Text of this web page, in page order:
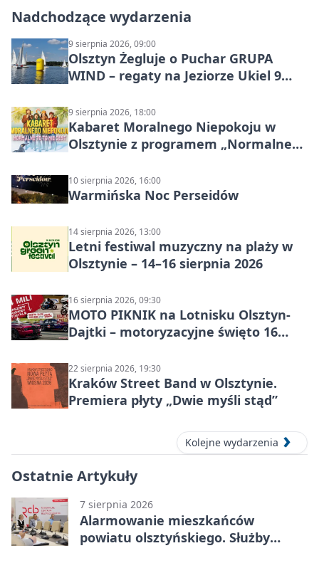
Nadchodzące wydarzenia
9 sierpnia 2026, 09:00
Olsztyn Żegluje o Puchar GRUPA
WIND – regaty na Jeziorze Ukiel 9
9 sierpnia 2026, 18:00
Kabaret Moralnego Niepokoju w
Olsztynie z programem „Normalne
10 sierpnia 2026, 16:00
Warmińska Noc Perseidów
14 sierpnia 2026, 13:00
Letni festiwal muzyczny na plaży w
Olsztynie – 14–16 sierpnia 2026
16 sierpnia 2026, 09:30
MOTO PIKNIK na Lotnisku Olsztyn-
Dajtki – motoryzacyjne święto 16
22 sierpnia 2026, 19:30
Kraków Street Band w Olsztynie.
Premiera płyty „Dwie myśli stąd”
Kolejne wydarzenia
Ostatnie Artykuły
7 sierpnia 2026
Alarmowanie mieszkańców
powiatu olsztyńskiego. Służby